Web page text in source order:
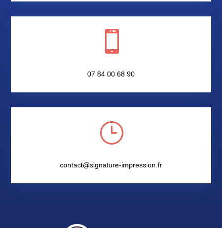

07 84 00 68 90
}
contact@signature-impression.fr